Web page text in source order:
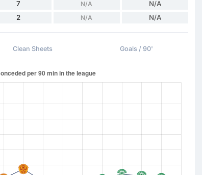
7 N/A N/A
2 N/A N/A
Clean Sheets Goals / 90'